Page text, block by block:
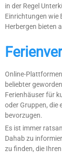
in der Regel
Einrichtungen wie
Herbergen bieten
Online-
beliebter
Ferienhäuser für
oder Gruppen, die
bevorzugen.
Es ist immer
Dahab zu
zu finden, die